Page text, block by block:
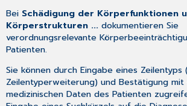
Bei Schädigung der Körperfunktionen
Körperstrukturen ... dokumentieren Sie
verordnungsrelevante
Patienten.
Sie können durch Eingabe eines Zeilentyps
Zeilentyperweiterung) und Bestätigung mit
medizinischen Daten des Patienten